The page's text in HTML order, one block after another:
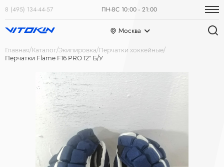
8 (495) 134-44-57 ПН-ВС 10:00 - 21:00
Москва
Главная Каталог Экипировка Перчатки хоккейные
Перчатки Flame F16 PRO 12" Б/У